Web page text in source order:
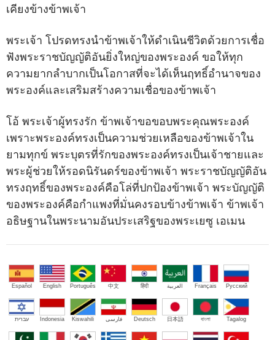
เคียงข้างข้าพเจ้า
พระเจ้า โปรดทรงนำข้าพเจ้าให้ดำเนินชีวิตด้วยการเชื่อ
ฟังพระราชบัญญัติอันยิ่งใหญ่ของพระองค์ ขอให้ทุก
ความยากลำบากเป็นโอกาสที่จะได้เห็นฤทธิ์อำนาจของ
พระองค์และเสริมสร้างความเชื่อของข้าพเจ้า
โอ้ พระเจ้าผู้ทรงรัก ข้าพเจ้าขอขอบพระคุณพระองค์
เพราะพระองค์ทรงเป็นความช่วยเหลือของข้าพเจ้าใน
ยามทุกข์ พระบุตรที่รักของพระองค์ทรงเป็นเจ้าชายและ
พระผู้ช่วยให้รอดนิรันดร์ของข้าพเจ้า พระราชบัญญัติอัน
ทรงฤทธิ์ของพระองค์คือโล่ที่ปกป้องข้าพเจ้า พระบัญญัติ
ของพระองค์คือกำแพงที่มั่นคงรอบข้างข้าพเจ้า ข้าพเจ้า
อธิษฐานในพระนามอันประเสริฐของพระเยซู เอเมน
Español English Português 中文 हिंदी العربية Français Русский
עברית Indonesia Kiswahili فارسی Deutsch 日本語 বাংলা Tagalog